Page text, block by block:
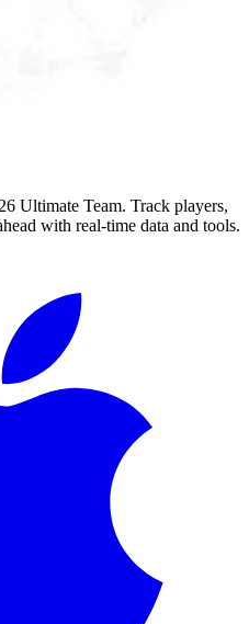
26 Ultimate Team. Track players,
with real-time data and tools.